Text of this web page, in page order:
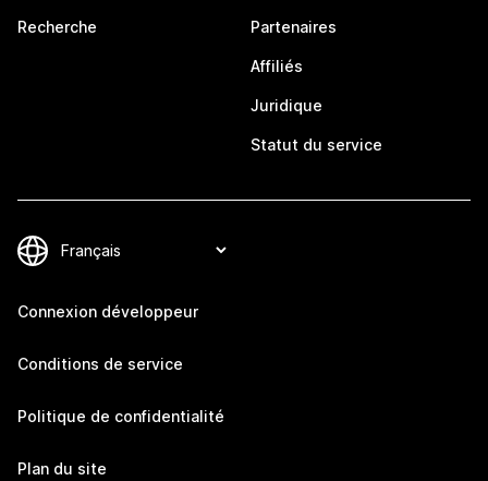
Recherche Partenaires
Affiliés
Juridique
Statut du service
Connexion développeur
Conditions de service
Politique de confidentialité
Plan du site